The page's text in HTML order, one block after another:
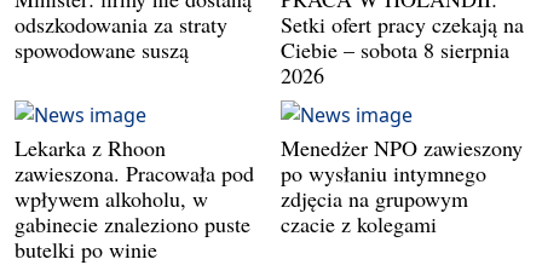
odszkodowania za straty
spowodowane suszą
Setki ofert pracy czekają na
Ciebie – sobota 8 sierpnia
2026
Lekarka z Rhoon
zawieszona. Pracowała pod
wpływem alkoholu, w
gabinecie znaleziono puste
butelki po winie
Menedżer NPO zawieszony
po wysłaniu intymnego
zdjęcia na grupowym
czacie z kolegami